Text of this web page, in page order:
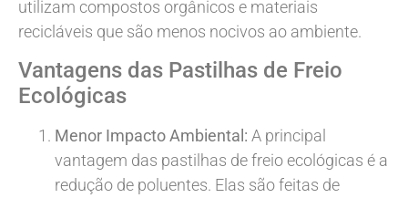
utilizam compostos orgânicos e materiais
recicláveis que são menos nocivos ao ambiente.
Vantagens das Pastilhas de Freio
Ecológicas
Menor Impacto Ambiental: A principal
vantagem das pastilhas de freio ecológicas é a
redução de poluentes. Elas são feitas de